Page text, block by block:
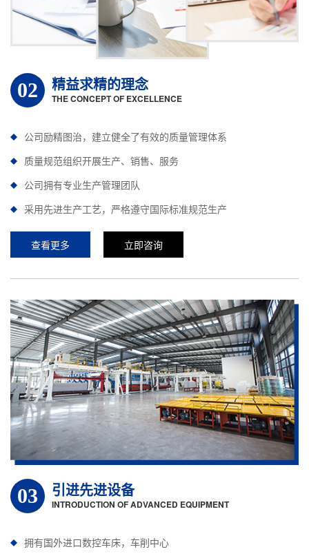
02 精益求精的理念
THE CONCEPT OF EXCELLENCE
公司励精图治，建立健全了有效的质量管理体系
质量规范组织开展生产、销售、服务
公司拥有专业生产管理团队
采用先进生产工艺，严格遵守国际标准规范生产
查看更多 立即咨询
03 引进先进设备
INTRODUCTION OF ADVANCED EQUIPMENT
拥有国外进口数控车床，车削中心